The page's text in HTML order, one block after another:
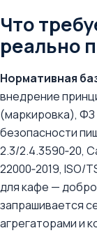
Что
реально
Нормативная
внедрение
(маркировка),
безопасности
2.3/2.4.3590‑20,
22000‑2019, ISO/
для кафе —
запрашивается
агрегаторами и